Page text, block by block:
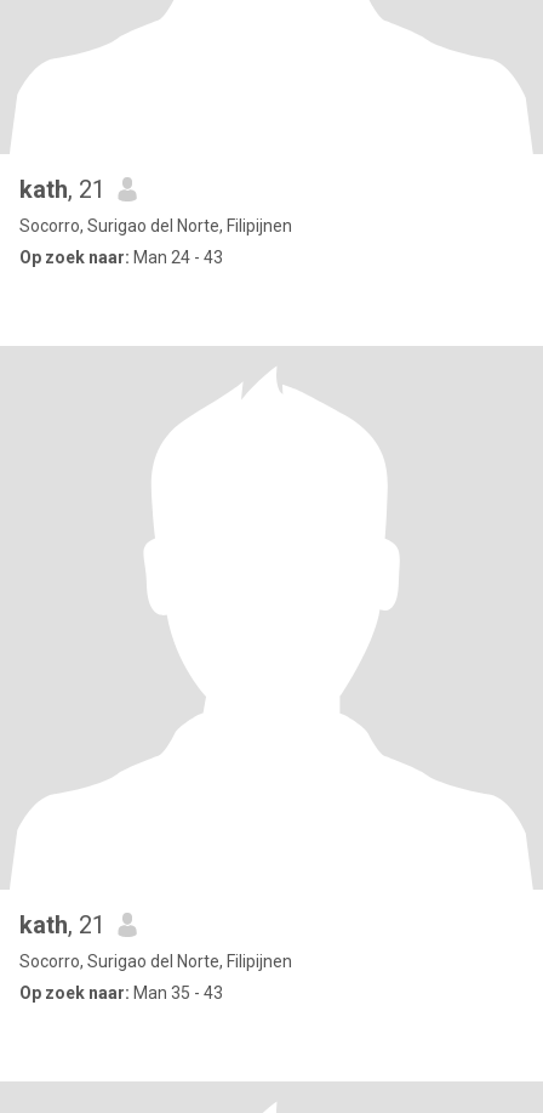
kath, 21
Socorro, Surigao del Norte, Filipijnen
Op zoek naar: Man 24 - 43
kath, 21
Socorro, Surigao del Norte, Filipijnen
Op zoek naar: Man 35 - 43